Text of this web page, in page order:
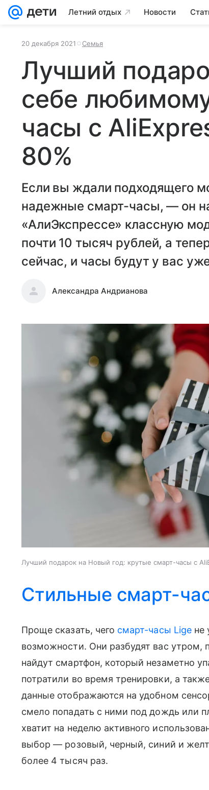
Летний отдых Новости
20 декабря 2021 Семья
Лучший
себе
часы с
80%
Если вы ждали подходящего
надежные смарт-часы, — он
«АлиЭкспрессе» классную
почти 10 тысяч рублей, а
сейчас, и часы будут у вас
Александра Андрианова
Лучший подарок на Новый год: крутые смарт-часы с
Стильные смарт-
Проще сказать, чего смарт-часы Ligeне
возможности. Они разбудят вас утром,
найдут смартфон, который незаметно
потратили во время тренировки, а
данные отображаются на удобном
смело попадать с ними под дождь или
хватит на неделю активного
выбор — розовый, черный, синий и
более 4 тысяч раз.